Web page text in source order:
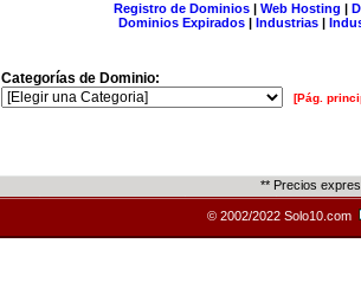
Registro de Dominios| Web Hosting |
Dominios Expirados | Industrias |
Categorías de Dominio:
[Pág.
** Precios
© 2002/2022 Solo10.com